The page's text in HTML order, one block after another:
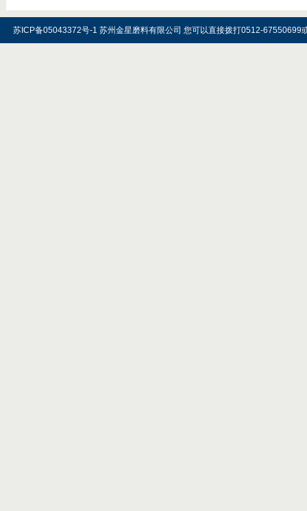
苏ICP备05043372号-1 苏州金星磨料有限公司 您可以直接拨打0512-67550699